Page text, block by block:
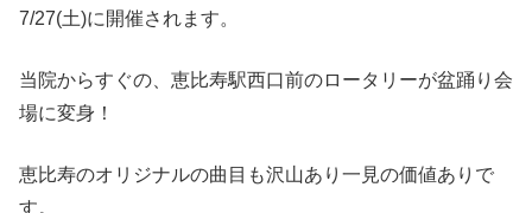
7/27(土)に開催されます。
当院からすぐの、恵比寿駅西口前のロータリーが盆踊り会
場に変身！
恵比寿のオリジナルの曲目も沢山あり一見の価値ありで
す。